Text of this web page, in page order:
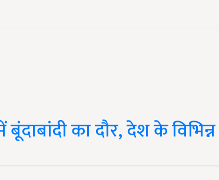
का दौर, देश के विभिन्न